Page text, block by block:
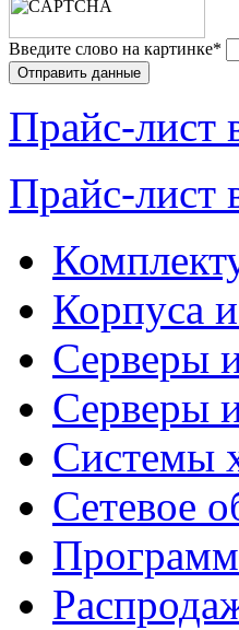
Введите слово на картинке*
Прайc-лист
Прайc-лист
Корпуса
Серверы
Серверы
Системы
Сетевое